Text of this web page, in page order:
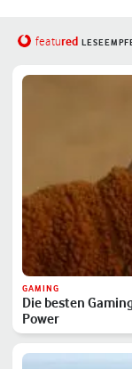
featured
GAMING
Die besten
Power